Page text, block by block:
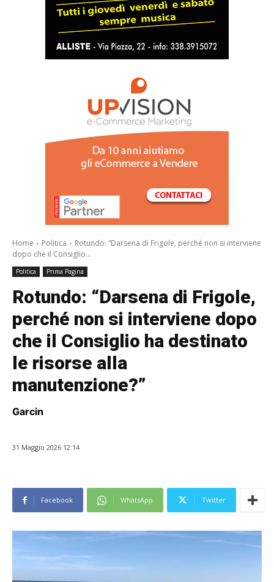
Home
Politica
Rotundo: “Darsena di Frigole, perché non si interviene
dopo che il Consiglio...
Politica Prima Pagina
Rotundo: “Darsena di Frigole,
perché non si interviene dopo
che il Consiglio ha destinato
le risorse alla
manutenzione?”
Garcin
31 Maggio 2026 12:14
Facebook WhatsApp Twitter